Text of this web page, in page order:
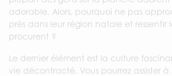
adorable. Alors, pourquoi ne pas
près dans leur région natale et ressentir
procurent ?
Le dernier élément est la culture
vie décontracté. Vous pourrez assister